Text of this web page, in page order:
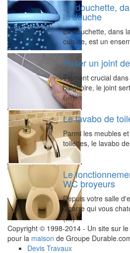
La douchette,
la douche
La douchette, dans
cuisine, est un
Poser un joint
Élément crucial
baignoire, le joint
(…)
Le lavabo de
Parmi les meubles
toilettes, le lavabo
Le
WC broyeurs
Depuis votre salle
bizarre qui vous
(…)
Copyright © 1998-2014 - Un site sur le
pour la maison de Groupe
Devis Travaux